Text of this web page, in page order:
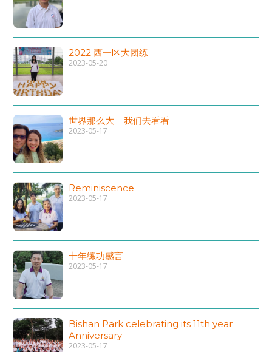
2022 西一区大团练
2023-05-20
世界那么大 – 我们去看看
2023-05-17
Reminiscence
2023-05-17
十年练功感言
2023-05-17
Bishan Park celebrating its 11th year
Anniversary
2023-05-17